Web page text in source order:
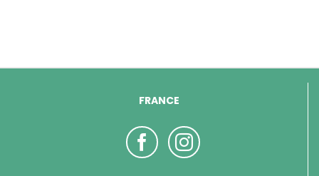
FRANCE